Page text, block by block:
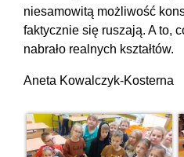
niesamowitą możliwość
faktycznie się ruszają. A to,
nabrało realnych kształtów.
Aneta Kowalczyk-Kosterna